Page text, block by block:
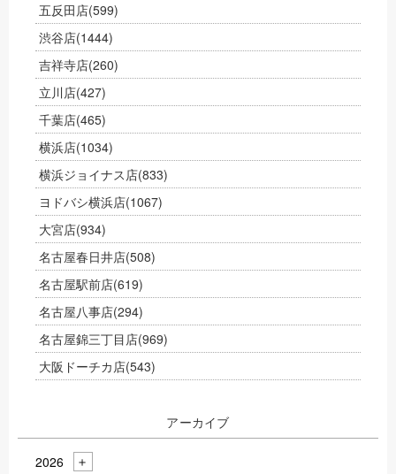
五反田店(599)
渋谷店(1444)
吉祥寺店(260)
立川店(427)
千葉店(465)
横浜店(1034)
横浜ジョイナス店(833)
ヨドバシ横浜店(1067)
大宮店(934)
名古屋春日井店(508)
名古屋駅前店(619)
名古屋八事店(294)
名古屋錦三丁目店(969)
大阪ドーチカ店(543)
アーカイブ
2026